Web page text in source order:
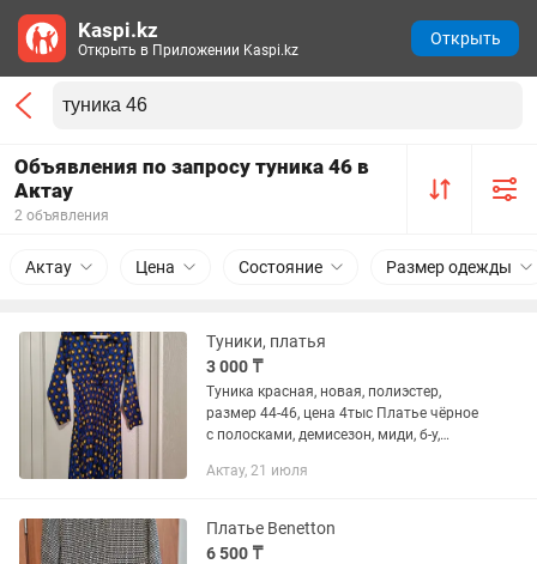
Объявления по запросу туника 46 в
Актау
2 объявления
Актау Цена Состояние Размер одежды
Туники, платья
3 000 ₸
Туника красная, новая, полиэстер,
размер 44-46, цена 4тыс Платье чёрное
с полосками, демисезон, миди, б-у,
миди, с длинными рукавами, атлас, б-у,
Актау, 21 июля
Платье Benetton
6 500 ₸
Kaspi.kz
Открыть в Приложении Kaspi.kz
Открыть